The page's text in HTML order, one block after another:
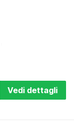
Vedi dettagli